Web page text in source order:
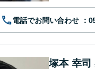
電話でお問い合わせ
塚本 幸司